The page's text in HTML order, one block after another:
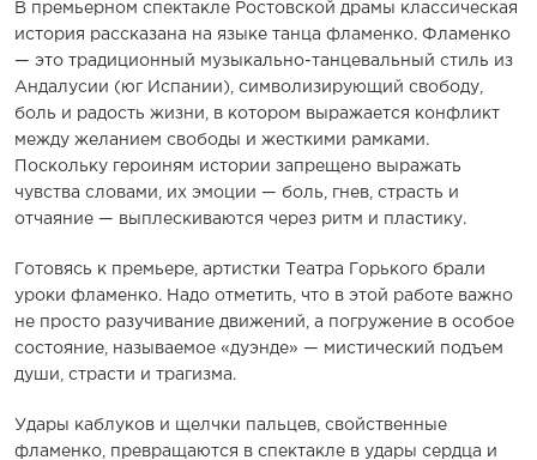
В премьерном спектакле Ростовской драмы классическая
история рассказана на языке танца фламенко. Фламенко
— это традиционный музыкально-танцевальный стиль из
Андалусии (юг Испании), символизирующий свободу,
боль и радость жизни, в котором выражается конфликт
между желанием свободы и жесткими рамками.
Поскольку героиням истории запрещено выражать
чувства словами, их эмоции — боль, гнев, страсть и
отчаяние — выплескиваются через ритм и пластику.
Готовясь к премьере, артистки Театра Горького брали
уроки фламенко. Надо отметить, что в этой работе важно
не просто разучивание движений, а погружение в особое
состояние, называемое «дуэнде» — мистический подъем
души, страсти и трагизма.
Удары каблуков и щелчки пальцев, свойственные
фламенко, превращаются в спектакле в удары сердца и